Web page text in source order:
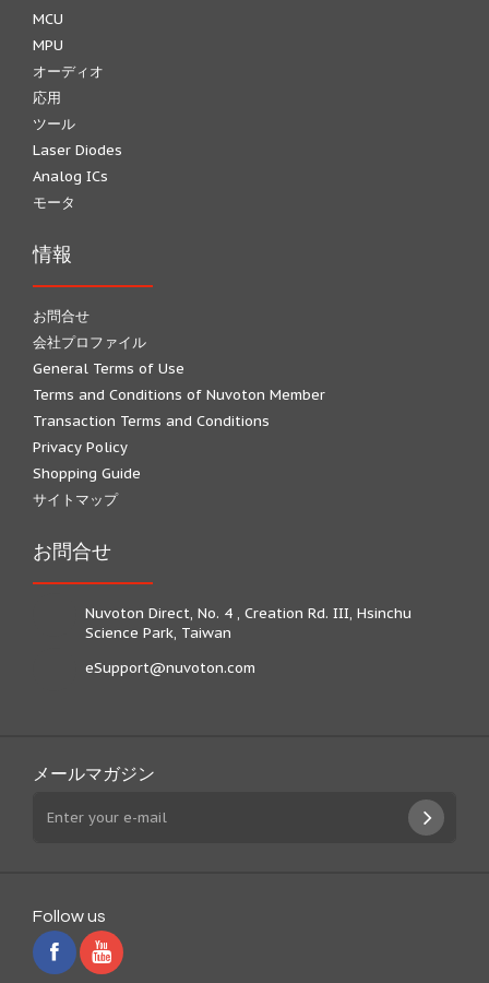
MCU
MPU
オーディオ
応用
ツール
Laser Diodes
Analog ICs
モータ
情報
お問合せ
会社プロファイル
General Terms of Use
Terms and Conditions of Nuvoton Member
Transaction Terms and Conditions
Privacy Policy
Shopping Guide
サイトマップ
お問合せ
Nuvoton Direct, No. 4 , Creation Rd. III, Hsinchu
Science Park, Taiwan
eSupport@nuvoton.com
メールマガジン
Follow us